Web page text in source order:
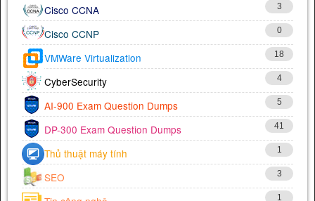
Cisco CCNA 3
Cisco CCNP 0
VMWare Virtualization 18
CyberSecurity 4
AI-900 Exam Question Dumps 5
DP-300 Exam Question Dumps 41
Thủ thuật máy tính 1
SEO 3
1